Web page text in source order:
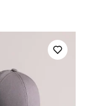
для плавання
повсякденний